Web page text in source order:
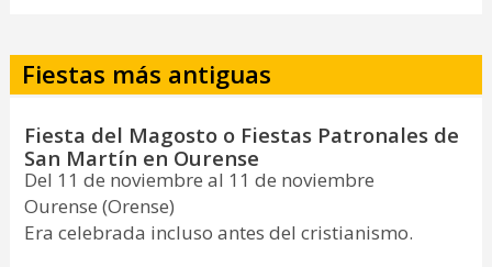
Fiestas más antiguas
Fiesta del Magosto o Fiestas Patronales de
San Martín en Ourense
Del 11 de noviembre al 11 de noviembre
Ourense (Orense)
Era celebrada incluso antes del cristianismo.